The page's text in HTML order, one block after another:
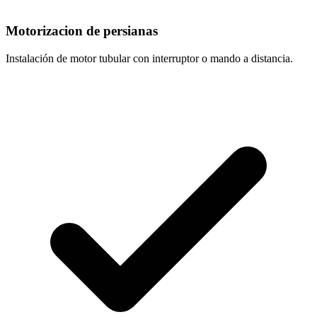
Motorizacion de persianas
Instalación de motor tubular con interruptor o mando a distancia.